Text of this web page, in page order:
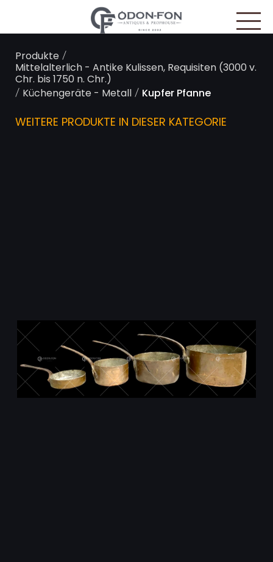
Produkte/
Mittelalterlich - Antike Kulissen, Requisiten (3000 v.
Chr. bis 1750 n. Chr.)
/ Küchengeräte - Metall/ Kupfer Pfanne
WEITERE PRODUKTE IN DIESER KATEGORIE